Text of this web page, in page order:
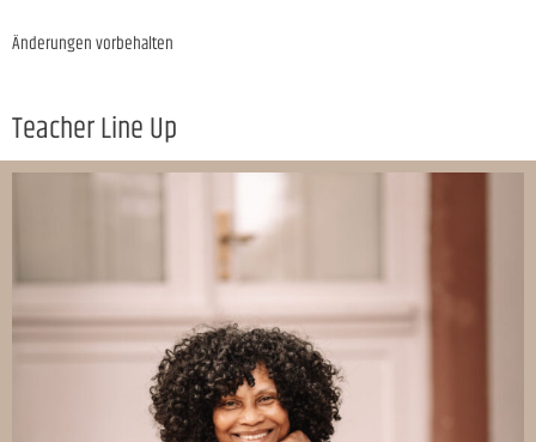
Änderungen vorbehalten
Teacher Line Up